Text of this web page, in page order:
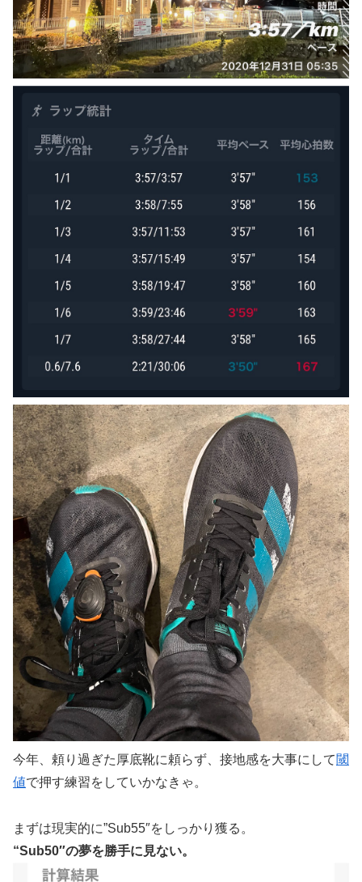
今年、頼り過ぎた厚底靴に頼らず、接地感を大事にして閾
値で押す練習をしていかなきゃ。
まずは現実的に”Sub55″をしっかり獲る。
“Sub50″の夢を勝手に見ない。